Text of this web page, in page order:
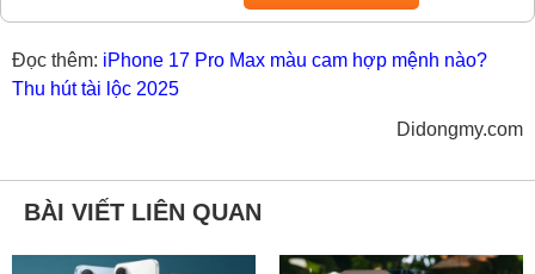
Đọc thêm: iPhone 17 Pro Max màu cam hợp mệnh nào?
Thu hút tài lộc 2025
Didongmy.com
BÀI VIẾT LIÊN QUAN